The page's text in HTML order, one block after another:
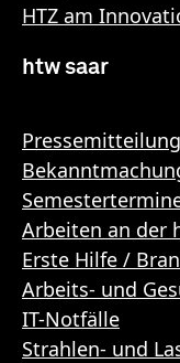
HTZ am
htw saar
Arbeiten an der
Erste Hilfe /
Arbeits- und
IT-Notfälle
Strahlen- und